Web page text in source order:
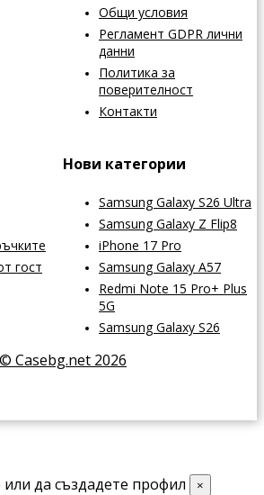
Общи условия
Регламент GDPR лични
данни
Политика за
поверителност
Контакти
гост
Нови категории
Samsung Galaxy S26 Ultra
Samsung Galaxy Z Flip8
iPhone 17 Pro
Samsung Galaxy A57
Redmi Note 15 Pro+ Plus
5G
Samsung Galaxy S26
© Casebg.net 2026
или да създадете профил ×